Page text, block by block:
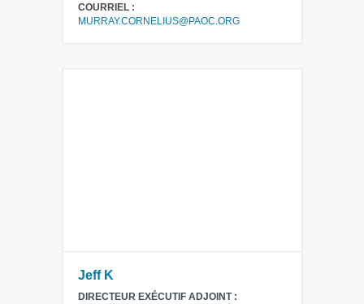
COURRIEL :
MURRAY.CORNELIUS@PAOC.ORG
Jeff K
DIRECTEUR EXÉCUTIF ADJOINT :